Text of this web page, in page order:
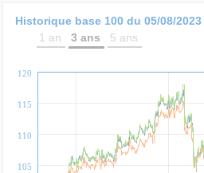
Historique base 100 du 05/08/2023
1 an
3 ans 5 ans
105
110
115
120